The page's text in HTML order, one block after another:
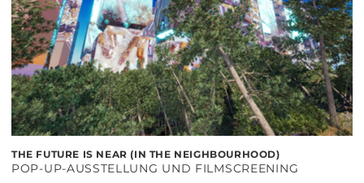
THE FUTURE IS NEAR (IN THE NEIGHBOURHOOD)
POP-UP-AUSSTELLUNG UND FILMSCREENING